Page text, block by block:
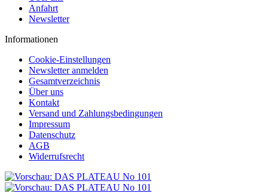
Anfahrt
Newsletter
Informationen
Cookie-Einstellungen
Newsletter anmelden
Gesamtverzeichnis
Über uns
Kontakt
Versand und Zahlungsbedingungen
Impressum
Datenschutz
AGB
Widerrufsrecht